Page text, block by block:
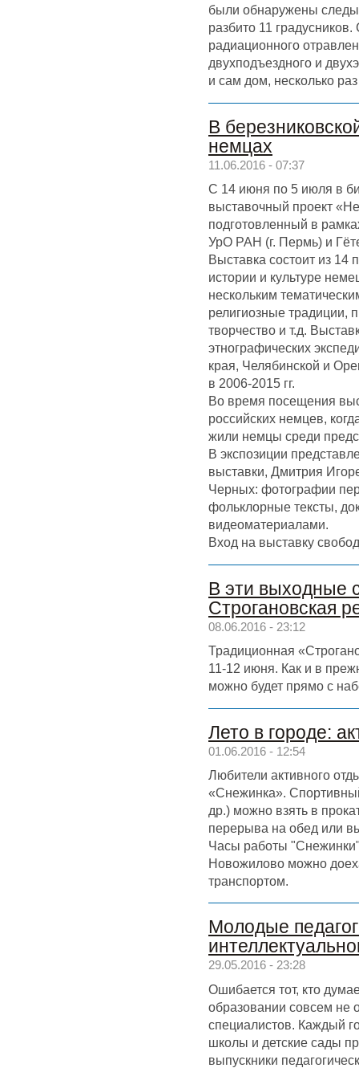
были обнаружены
разбито 11
радиационного
двухподъездного и
и сам дом, несколько
В
немцах
11.06.2016 - 07:37
С 14 июня по 5 июля в
выставочный проект
подготовленный в
УрО РАН (г. Пермь) и
Выставка состоит из
истории и культуре
нескольким
религиозные традиции,
творчество и т.д.
этнографических
края, Челябинской и
в 2006-2015 гг.
Во время посещения
российских немцев,
жили немцы среди
В экспозиции
выставки, Дмитрия
Черных: фотографии
фольклорные тексты,
видеоматериалами.
Вход на выставку
В эти выходные
Строгановская
08.06.2016 - 23:12
Традиционная
11-12 июня. Как и в
можно будет прямо с
Лето в городе:
01.06.2016 - 12:54
Любители активного
«Снежинка».
др.) можно взять в
перерыва на обед или
Часы работы
Новожилово можно
транспортом.
Молодые
29.05.2016 - 23:28
Ошибается тот, кто
образовании совсем не
специалистов. Каждый
школы и детские сады
выпускники